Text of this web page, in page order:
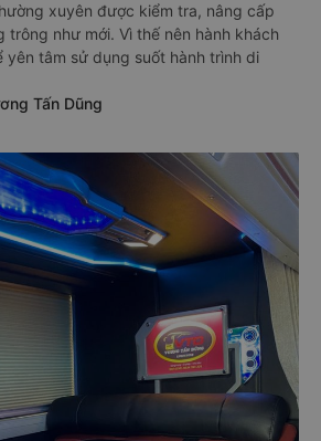
xuyên được kiểm tra, nâng cấp
trông như mới. Vì thế nên hành khách
yên tâm sử dụng suốt hành trình di
Tấn Dũng